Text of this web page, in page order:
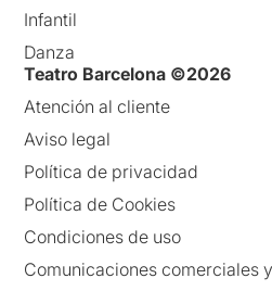
Infantil
Danza
Teatro Barcelona ©2026
Atención al cliente
Aviso legal
Política de privacidad
Política de Cookies
Condiciones de uso
Comunicaciones comerciales